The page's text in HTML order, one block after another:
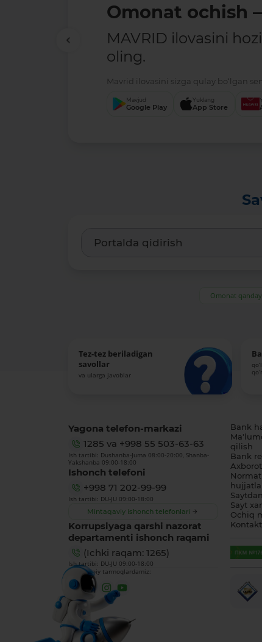
Omonat ochish
MAVRID ilovasini
oling.
Mavrid ilovasini sizga qulay bo‘lgan
Mavjud
Google Play
Yuklang
App Store
Omonat
Tez-tez beriladigan
savollar
va ularga javoblar
Yagona telefon-markazi
1285 va +998 55 503-63-63
Ish tartibi: Dushanba-Juma 08:00-20:00, Shanba-
Yakshanba 09:00-18:00
Ishonch telefoni
+998 71 202-99-99
Ish tartibi: DU-JU 09:00-18:00
Mintaqaviy ishonch telefonlari
Korrupsiyaga qarshi nazorat
departamenti ishonch raqami
(Ichki raqam: 1265)
Ish tartibi: DU-JU 09:00-18:00
Biz ijtimoiy tarmoqlardamiz:
Bank
qilish
Bank
Sayt
Ochiq